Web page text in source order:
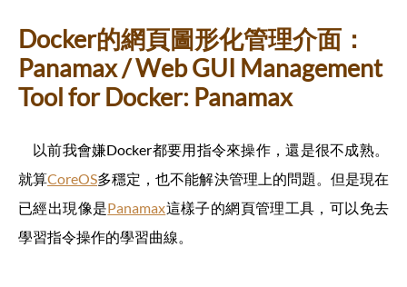
Docker的網頁圖形化管理介面：
Panamax / Web GUI Management
Tool for Docker: Panamax
以前我會嫌Docker都要用指令來操作，還是很不成熟。
就算CoreOS多穩定，也不能解決管理上的問題。但是現在
已經出現像是Panamax這樣子的網頁管理工具，可以免去
學習指令操作的學習曲線。